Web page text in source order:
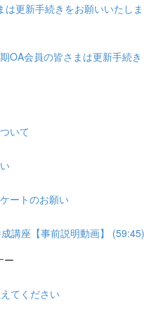
更新手続きをお願いいたしま
OA会員の皆さまは更新手続き
いて
ートのお願い
講座【事前説明動画】 (59:45)
ー
てください